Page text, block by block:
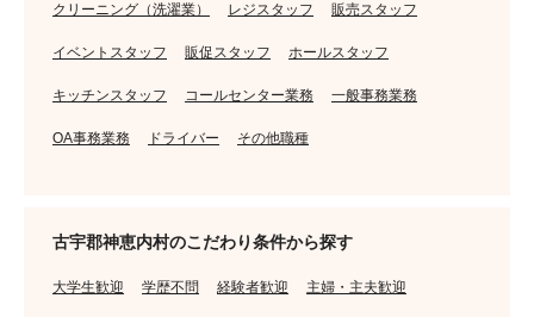
クリーニング（洗濯業） レジスタッフ 販売スタッフ
イベントスタッフ 販促スタッフ ホールスタッフ
キッチンスタッフ コールセンター業務 一般事務業務
OA事務業務 ドライバー その他職種
古宇郡神恵内村のこだわり条件から探す
大学生歓迎 学歴不問 経験者歓迎 主婦・主夫歓迎